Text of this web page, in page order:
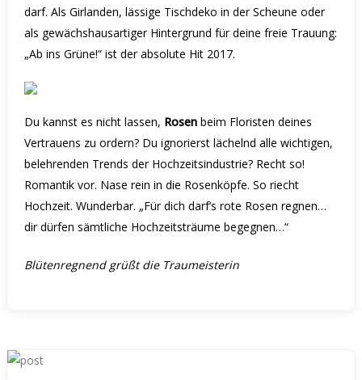
darf. Als Girlanden, lässige Tischdeko in der Scheune oder
als gewächshausartiger Hintergrund für deine freie Trauung:
„Ab ins Grüne!“ ist der absolute Hit 2017.
Du kannst es nicht lassen, Rosen beim Floristen deines
Vertrauens zu ordern? Du ignorierst lächelnd alle wichtigen,
belehrenden Trends der Hochzeitsindustrie? Recht so!
Romantik vor. Nase rein in die Rosenköpfe. So riecht
Hochzeit. Wunderbar. „Für dich darf’s rote Rosen regnen…
dir dürfen sämtliche Hochzeitsträume begegnen…“
Blütenregnend grüßt die Traumeisterin